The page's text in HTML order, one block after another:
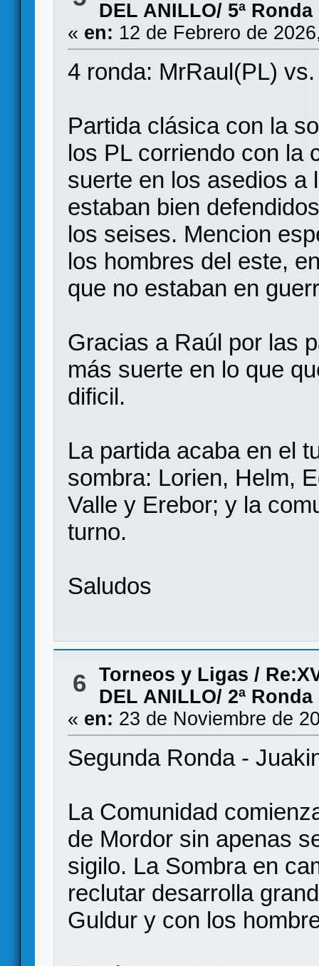
DEL ANILLO/ 5ª Ronda
« en: 12 de Febrero de
4 ronda: MrRaul(PL)
Partida clásica con la
los PL corriendo con la
suerte en los asedios a
estaban bien
los seises. Mencion
los hombres del este,
que no estaban en
Gracias a Raúl por las
más suerte en lo que
dificil.
La partida acaba en el
sombra: Lorien, Helm,
Valle y Erebor; y la
turno.
Saludos
6 Torneos y Ligas /
DEL ANILLO/ 2ª Ronda
« en: 23 de Noviembre de
Segunda Ronda -
La Comunidad
de Mordor sin apenas
sigilo. La Sombra en
reclutar desarrolla
Guldur y con los